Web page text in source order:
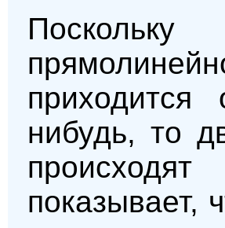
приходится
нибудь, то
показывает,